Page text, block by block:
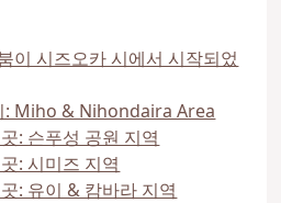
이 시즈오카 시에서 시작되었
: Miho & Nihondaira Area
: 슨푸성 공원 지역
: 시미즈 지역
: 유이 & 캄바라 지역